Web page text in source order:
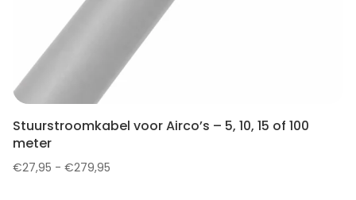
Stuurstroomkabel voor Airco’s – 5, 10, 15 of 100
meter
€27,95 - €279,95Prijsklasse: